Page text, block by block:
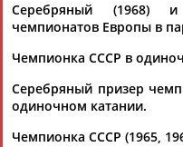
Серебряный (1968)
чемпионатов Европы в
Чемпионка СССР в
Серебряный призер
одиночном катании.
Чемпионка СССР (1965,